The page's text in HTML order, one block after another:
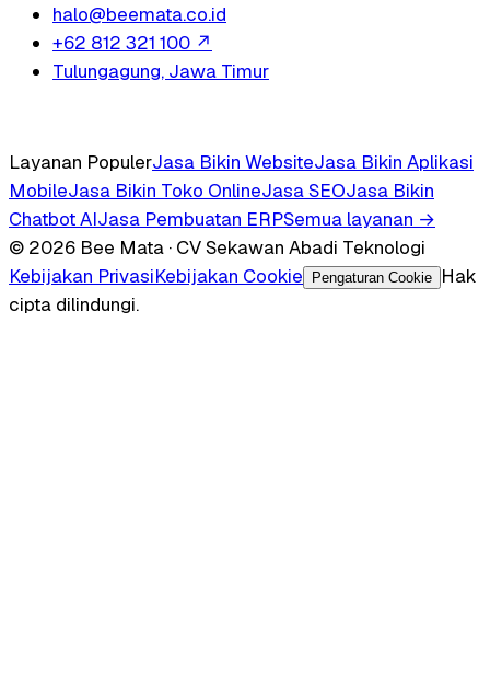
halo@beemata.co.id
+62 812 321 100 ↗
Tulungagung, Jawa Timur
Layanan PopulerJasa Bikin WebsiteJasa Bikin Aplikasi
MobileJasa Bikin Toko OnlineJasa SEOJasa Bikin
Chatbot AIJasa Pembuatan ERPSemua layanan →
© 2026 Bee Mata · CV Sekawan Abadi Teknologi
Kebijakan PrivasiKebijakan Cookie Pengaturan Cookie
Hak
cipta dilindungi.